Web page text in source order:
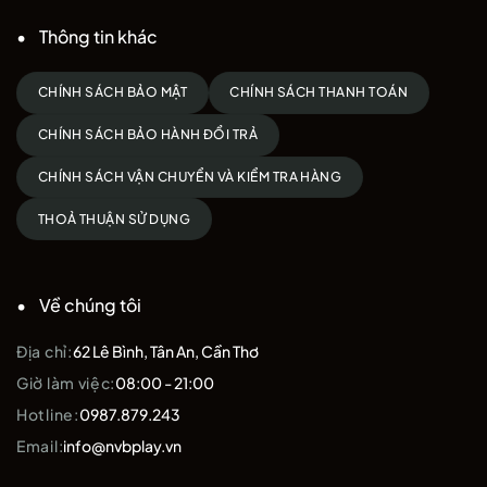
Thông tin khác
CHÍNH SÁCH BẢO MẬT CHÍNH SÁCH THANH TOÁN
CHÍNH SÁCH BẢO HÀNH ĐỔI TRẢ
CHÍNH SÁCH VẬN CHUYỂN VÀ KIỂM TRA HÀNG
THOẢ THUẬN SỬ DỤNG
Về chúng tôi
Địa chỉ:62 Lê Bình, Tân An, Cần Thơ
Giờ làm việc:08:00 - 21:00
Hotline:0987.879.243
Email:info@nvbplay.vn